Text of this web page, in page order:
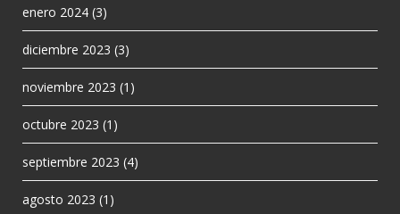
enero 2024 (3)
diciembre 2023 (3)
noviembre 2023 (1)
octubre 2023 (1)
septiembre 2023 (4)
agosto 2023 (1)